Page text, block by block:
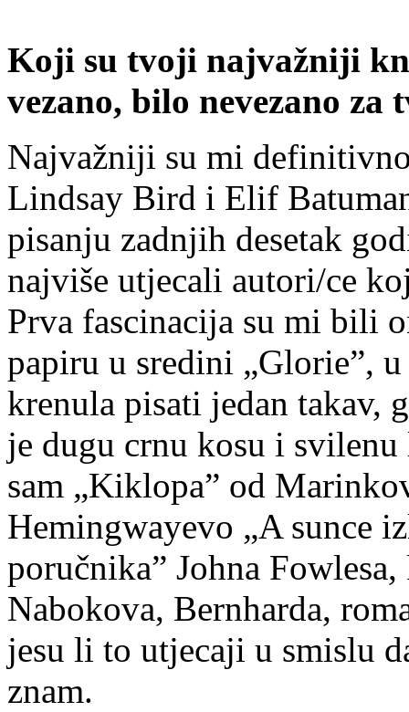
Koji su tvoji najvažniji
vezano, bilo nevezano za
Najvažniji su mi
Lindsay Bird i Elif
pisanju zadnjih desetak
najviše utjecali autori/ce
Prva fascinacija su mi bili
papiru u sredini „Glorie”,
krenula pisati jedan takav,
je dugu crnu kosu i
sam „Kiklopa” od
Hemingwayevo „A sunce
poručnika” Johna
Nabokova, Bernharda,
jesu li to utjecaji u smislu
znam.